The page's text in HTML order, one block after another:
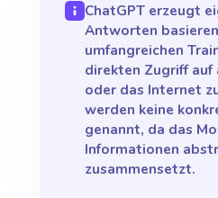
ChatGPT erzeugt
Antworten
umfangreichen
direkten Zugriff
oder das Internet
werden keine
genannt, da das
Informationen
zusammensetzt.